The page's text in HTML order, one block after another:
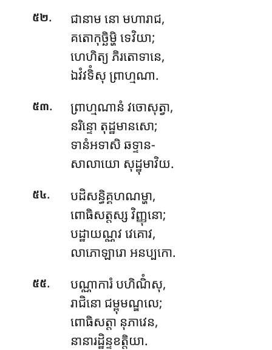
៥២.
ជានាម នោ មហារាជ,
គតោកុច្ឆិម្ហិ ទេវិយា;
ហេហិត្យ ភិរតោទានេ,
ឯវំវទិំសុ ព្រាហ្មណា.
៥៣.
ព្រាហ្មណានំ វចោសុត្វា,
នរិន្ទោ តុដ្ឋមានសោ;
ទានំអទាសិ ឆទ្ទាន-
សាលាយោ សុដ្ឋុមាវិយ.
៥៤.
បដិសន្ធិគ្គហណម្ហា,
ពោធិសត្តស្ស វិញ្ញុនោ;
បដ្ឋាយណ្ណវ វេគោវ,
លាភោឡារោ អនប្បកោ.
៥៥. បណ្ណាការំបហិណិំសុ,
រាជិនោ ជម្ពុមណ្ឌលេ;
ពោធិសត្តា នុភាវេន,
នានារដ្ឋិន្ទខត្តិយា.